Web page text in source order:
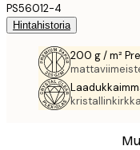
PS56012-4
Hintahistoria
200 g / m²